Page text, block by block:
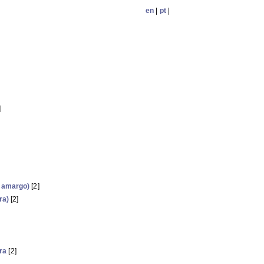
en pt|
[2]
[2]
[2]